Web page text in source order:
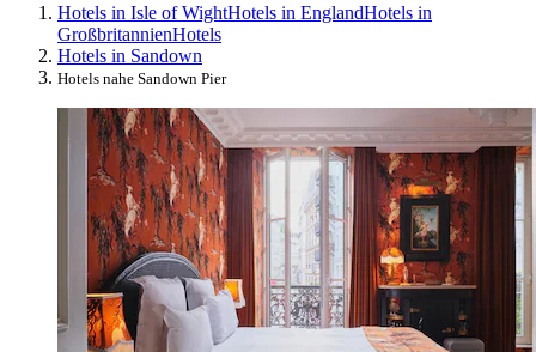
Hotels in Isle of WightHotels in EnglandHotels in
GroßbritannienHotels
Hotels in Sandown
Hotels nahe Sandown Pier